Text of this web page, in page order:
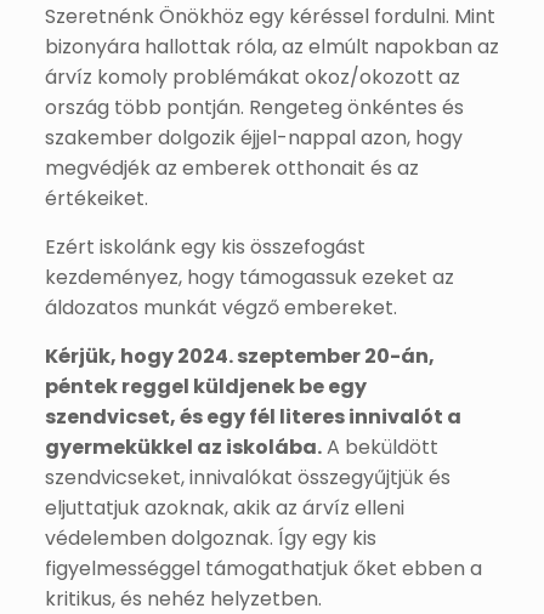
Szeretnénk Önökhöz egy kéréssel fordulni. Mint
bizonyára hallottak róla, az elmúlt napokban az
árvíz komoly problémákat okoz/okozott az
ország több pontján. Rengeteg önkéntes és
szakember dolgozik éjjel-nappal azon, hogy
megvédjék az emberek otthonait és az
értékeiket.
Ezért iskolánk egy kis összefogást
kezdeményez, hogy támogassuk ezeket az
áldozatos munkát végző embereket.
Kérjük, hogy 2024. szeptember 20-án,
péntek reggel küldjenek be egy
szendvicset, és egy fél literes innivalót a
gyermekükkel az iskolába.A beküldött
szendvicseket, innivalókat összegyűjtjük és
eljuttatjuk azoknak, akik az árvíz elleni
védelemben dolgoznak. Így egy kis
figyelmességgel támogathatjuk őket ebben a
kritikus, és nehéz helyzetben.